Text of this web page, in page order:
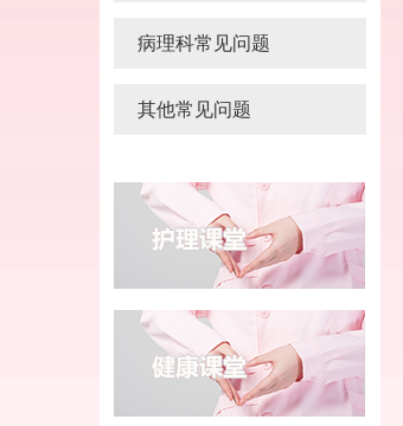
病理科常见问题
其他常见问题